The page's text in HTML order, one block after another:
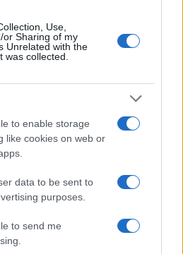
Use,
or Sharing of my
Unrelated with the
was collected.
to enable storage
like cookies on web or
data to be sent to
purposes.
to send me
της Μαντόνα «Ray
του ιού του
κρούσματα στην Αττική
τον Ιατρικό Σύλλογο
της δημόσιας
του προσώπου του
συγκλονίζει η
τον Σέρβο όταν
πήρε προθεσμία για